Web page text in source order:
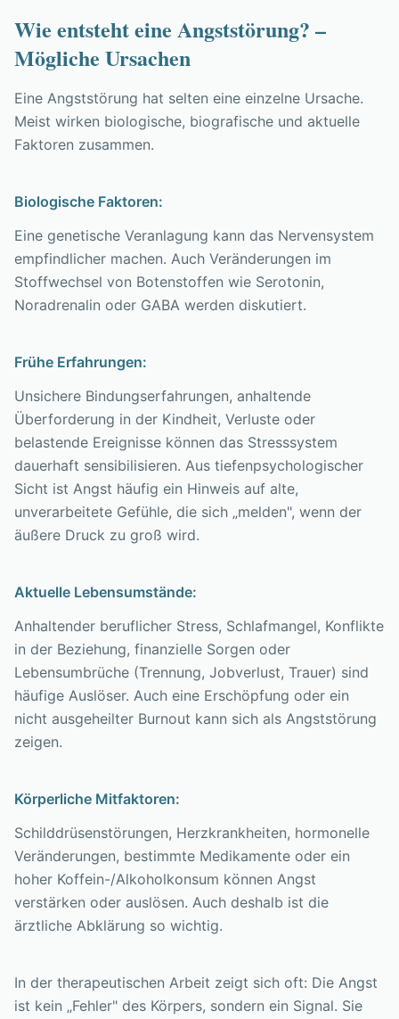
Wie entsteht eine Angststörung? –
Mögliche Ursachen
Eine Angststörung hat selten eine einzelne Ursache.
Meist wirken biologische, biografische und aktuelle
Faktoren zusammen.
Biologische Faktoren:
Eine genetische Veranlagung kann das Nervensystem
empfindlicher machen. Auch Veränderungen im
Stoffwechsel von Botenstoffen wie Serotonin,
Noradrenalin oder GABA werden diskutiert.
Frühe Erfahrungen:
Unsichere Bindungserfahrungen, anhaltende
Überforderung in der Kindheit, Verluste oder
belastende Ereignisse können das Stresssystem
dauerhaft sensibilisieren. Aus tiefenpsychologischer
Sicht ist Angst häufig ein Hinweis auf alte,
unverarbeitete Gefühle, die sich „melden", wenn der
äußere Druck zu groß wird.
Aktuelle Lebensumstände:
Anhaltender beruflicher Stress, Schlafmangel, Konflikte
in der Beziehung, finanzielle Sorgen oder
Lebensumbrüche (Trennung, Jobverlust, Trauer) sind
häufige Auslöser. Auch eine Erschöpfung oder ein
nicht ausgeheilter Burnout kann sich als Angststörung
zeigen.
Körperliche Mitfaktoren:
Schilddrüsenstörungen, Herzkrankheiten, hormonelle
Veränderungen, bestimmte Medikamente oder ein
hoher Koffein-/Alkoholkonsum können Angst
verstärken oder auslösen. Auch deshalb ist die
ärztliche Abklärung so wichtig.
In der therapeutischen Arbeit zeigt sich oft: Die Angst
ist kein „Fehler" des Körpers, sondern ein Signal. Sie